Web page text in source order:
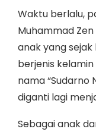
Waktu berlalu,
Muhammad
anak yang
berjenis
nama “Sudarno
diganti lagi
Sebagai anak